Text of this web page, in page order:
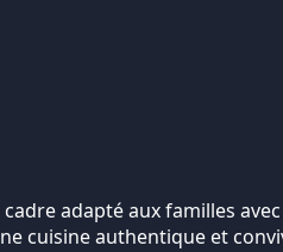
adapté aux familles
cuisine authentique et